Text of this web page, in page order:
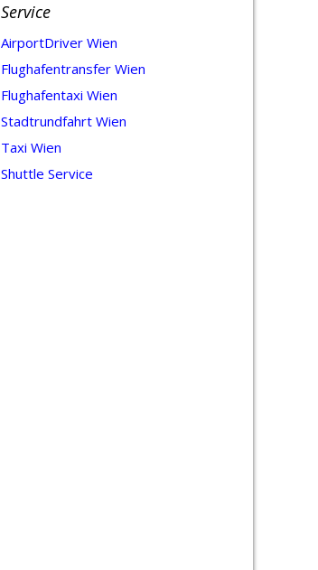
Service
AirportDriver Wien
Flughafentransfer Wien
Flughafentaxi Wien
Stadtrundfahrt Wien
Taxi Wien
Shuttle Service